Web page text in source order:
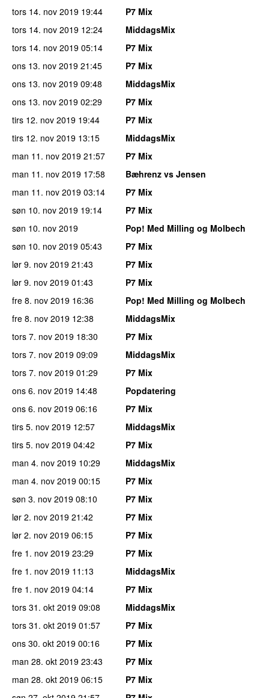
tors 14. nov 2019 19:44
P7 Mix
tors 14. nov 2019 12:24
MiddagsMix
tors 14. nov 2019 05:14
P7 Mix
ons 13. nov 2019 21:45
P7 Mix
ons 13. nov 2019 09:48
MiddagsMix
ons 13. nov 2019 02:29
P7 Mix
tirs 12. nov 2019 19:44
P7 Mix
tirs 12. nov 2019 13:15
MiddagsMix
man 11. nov 2019 21:57
P7 Mix
man 11. nov 2019 17:58
Bæhrenz vs Jensen
man 11. nov 2019 03:14
P7 Mix
søn 10. nov 2019 19:14
P7 Mix
søn 10. nov 2019
Pop! Med Milling og Molbech
søn 10. nov 2019 05:43
P7 Mix
lør 9. nov 2019 21:43
P7 Mix
lør 9. nov 2019 01:43
P7 Mix
fre 8. nov 2019 16:36
Pop! Med Milling og Molbech
fre 8. nov 2019 12:38
MiddagsMix
tors 7. nov 2019 18:30
P7 Mix
tors 7. nov 2019 09:09
MiddagsMix
tors 7. nov 2019 01:29
P7 Mix
ons 6. nov 2019 14:48
Popdatering
ons 6. nov 2019 06:16
P7 Mix
tirs 5. nov 2019 12:57
MiddagsMix
tirs 5. nov 2019 04:42
P7 Mix
man 4. nov 2019 10:29
MiddagsMix
man 4. nov 2019 00:15
P7 Mix
søn 3. nov 2019 08:10
P7 Mix
lør 2. nov 2019 21:42
P7 Mix
lør 2. nov 2019 06:15
P7 Mix
fre 1. nov 2019 23:29
P7 Mix
fre 1. nov 2019 11:13
MiddagsMix
fre 1. nov 2019 04:14
P7 Mix
tors 31. okt 2019 09:08
MiddagsMix
tors 31. okt 2019 01:57
P7 Mix
ons 30. okt 2019 00:16
P7 Mix
man 28. okt 2019 23:43
P7 Mix
man 28. okt 2019 06:15
P7 Mix